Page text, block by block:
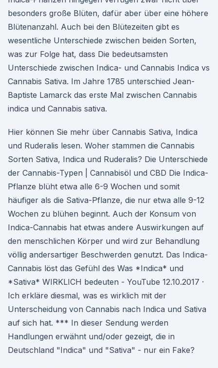
besonders große Blüten, dafür aber über eine höhere
Blütenanzahl. Auch bei den Blütezeiten gibt es
wesentliche Unterschiede zwischen beiden Sorten,
was zur Folge hat, dass Die bedeutsamsten
Unterschiede zwischen Indica- und Cannabis Indica vs
Cannabis Sativa. Im Jahre 1785 unterschied Jean-
Baptiste Lamarck das erste Mal zwischen Cannabis
indica und Cannabis sativa.
Hier können Sie mehr über Cannabis Sativa, Indica
und Ruderalis lesen. Woher stammen die Cannabis
Sorten Sativa, Indica und Ruderalis? Die Unterschiede
der Cannabis-Typen | Cannabisöl und CBD Die Indica-
Pflanze blüht etwa alle 6-9 Wochen und somit
häufiger als die Sativa-Pflanze, die nur etwa alle 9-12
Wochen zu blühen beginnt. Auch der Konsum von
Indica-Cannabis hat etwas andere Auswirkungen auf
den menschlichen Körper und wird zur Behandlung
völlig andersartiger Beschwerden genutzt. Das Indica-
Cannabis löst das Gefühl des Was *Indica* und
*Sativa* WIRKLICH bedeuten - YouTube 12.10.2017 ·
Ich erkläre diesmal, was es wirklich mit der
Unterscheidung von Cannabis nach Indica und Sativa
auf sich hat. *** In dieser Sendung werden
Handlungen erwähnt und/oder gezeigt, die in
Deutschland "Indica" und "Sativa" - nur ein Fake?